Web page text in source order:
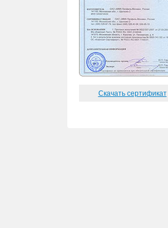
Скачать сертификат